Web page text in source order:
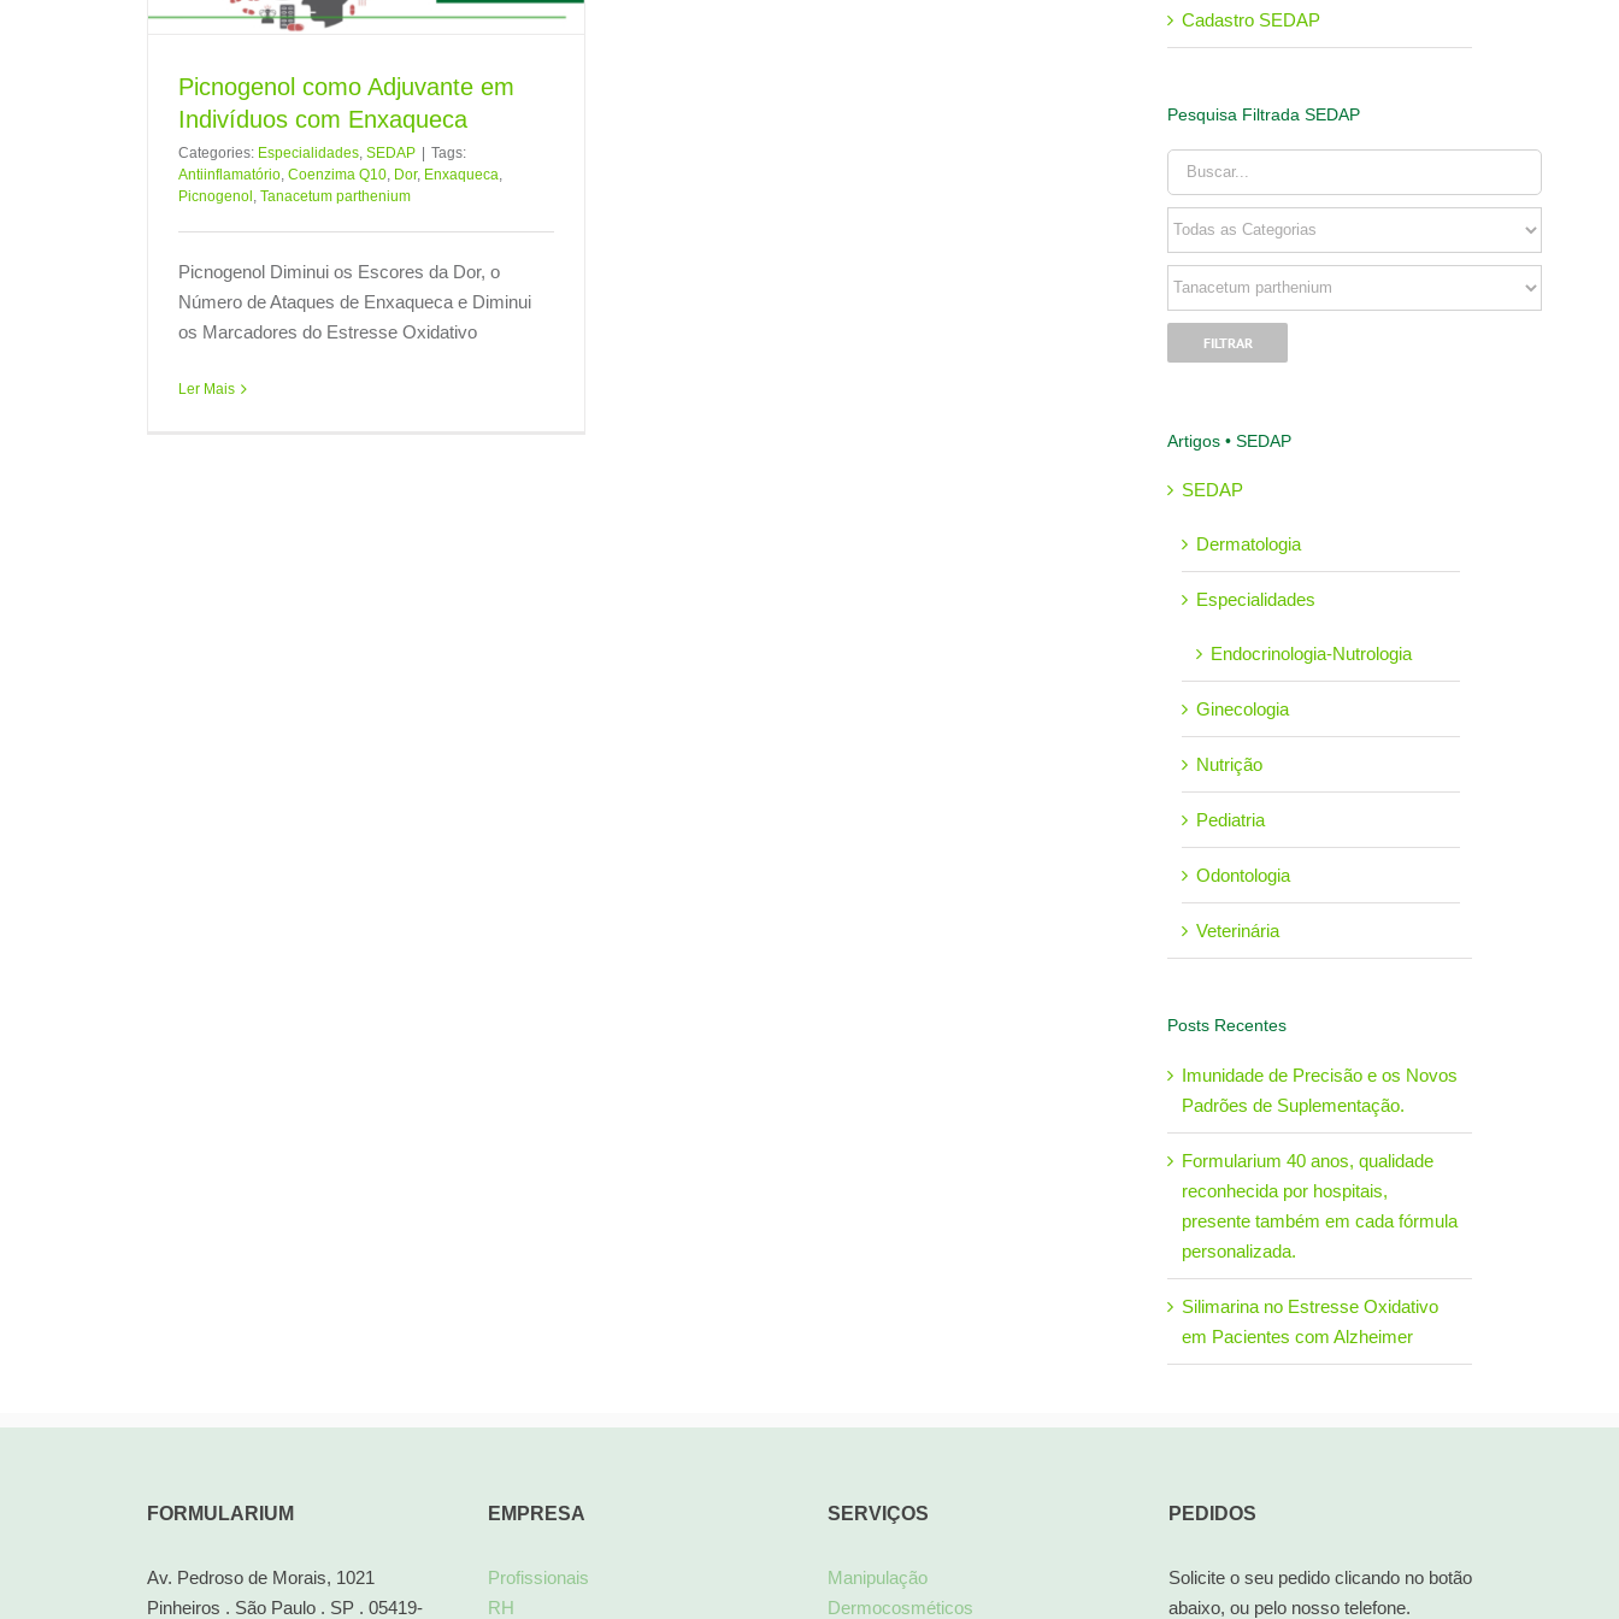
Picnogenol como Adjuvante em
Indivíduos com Enxaqueca
Categories: Especialidades SEDAP | Tags:
Antiinflamatório Coenzima Q10 Dor, Enxaqueca
Picnogenol Tanacetum parthenium
Picnogenol Diminui os Escores da Dor, o
Número de Ataques de Enxaqueca e Diminui
os Marcadores do Estresse Oxidativo
Ler Mais
Cadastro SEDAP
Pesquisa Filtrada SEDAP
Artigos • SEDAP
SEDAP
Dermatologia
Especialidades
Endocrinologia-Nutrologia
Ginecologia
Nutrição
Pediatria
Odontologia
Veterinária
Posts Recentes
Imunidade de Precisão e os Novos
Padrões de Suplementação.
Formularium 40 anos, qualidade
reconhecida por hospitais,
presente também em cada fórmula
personalizada.
Silimarina no Estresse Oxidativo
em Pacientes com Alzheimer
FORMULARIUM
Av. Pedroso de Morais, 1021
Pinheiros . São Paulo . SP . 05419-
EMPRESA
Profissionais
RH
SERVIÇOS
Manipulação
Dermocosméticos
PEDIDOS
Solicite o seu pedido clicando no botão
abaixo, ou pelo nosso telefone.